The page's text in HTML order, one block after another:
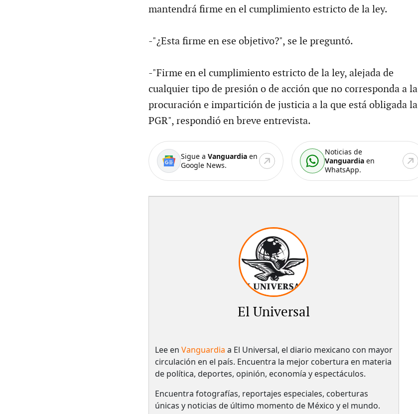
mantendrá firme en el cumplimiento estricto de la ley.
-"¿Esta firme en ese objetivo?", se le preguntó.
-"Firme en el cumplimiento estricto de la ley, alejada de
cualquier tipo de presión o de acción que no corresponda a la
procuración e impartición de justicia a la que está obligada la
PGR", respondió en breve entrevista.
Sigue a Vanguardiaen
Google News.
Noticias de
Vanguardia en
WhatsApp.
El Universal
Lee en Vanguardia a El Universal, el diario mexicano con mayor
circulación en el país.​ Encuentra la mejor cobertura en materia
de política, deportes, opinión, economía y espectáculos.
Encuentra fotografías, reportajes especiales, coberturas
únicas y noticias de último momento de México y el mundo.